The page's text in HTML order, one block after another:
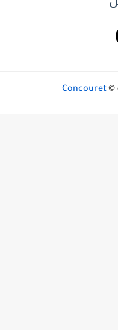
Concouret